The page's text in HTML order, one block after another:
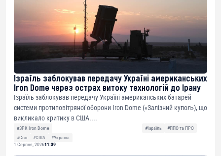
Ізраїль заблокував передачу Україні американських
Iron Dome через острах витоку технологій до Ірану
Ізраїль заблокував передачу Україні американських батарей
системи протиповітряної оборони Iron Dome («Залізний купол»), що
викликало критику в США....
#ЗРК Iron Dome #Ізраїль
#ППО та ПРО
#Світ
#США
#Україна
1 Серпня, 202611:39